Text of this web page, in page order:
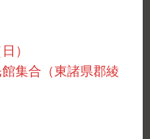
日）
合（東諸県郡綾